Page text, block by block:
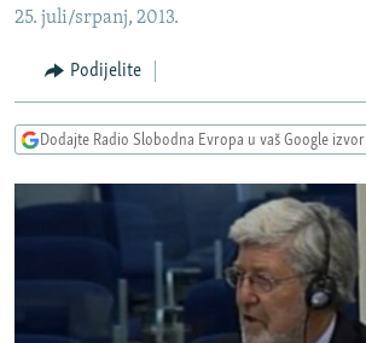
Pređite
pretragu
VIZUELNO
VIDEO
INFOGRAFIKE
PODCASTI
KINA NA BALKANU
RSE PRIČE IZ SVIJETA
DNEVNO@RSE
SPECIJALI RSE
25. juli/srpanj, 2013.
Podijelite
Dodajte Radio Slobodna Evropa u vaš Google izvor